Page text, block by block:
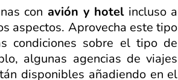
con avión y hotel incluso a
aspectos. Aprovecha este tipo
condiciones sobre el tipo de
algunas agencias de viajes
disponibles añadiendo en el